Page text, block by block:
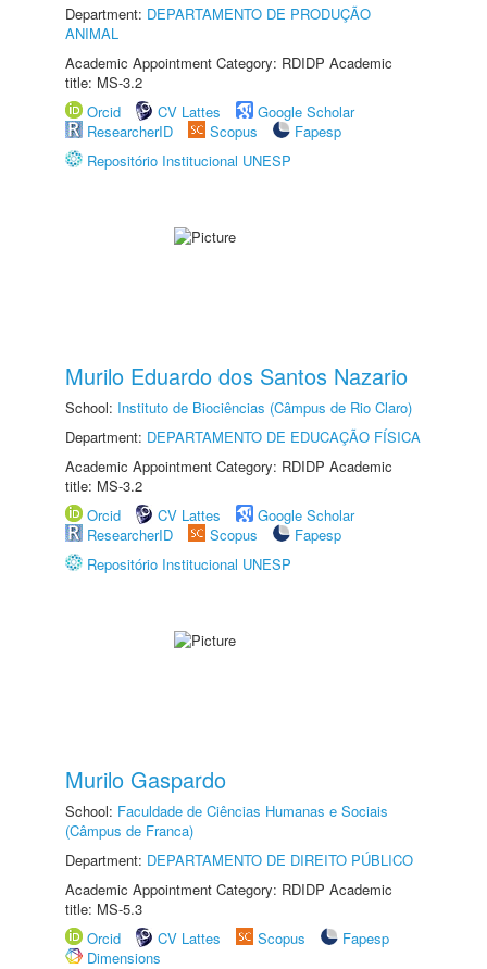
Department: DEPARTAMENTO DE PRODUÇÃO
ANIMAL
Academic Appointment Category: RDIDP Academic
title: MS-3.2
Orcid
CV Lattes
Google Scholar
ResearcherID
Scopus
Fapesp
Repositório Institucional UNESP
Murilo Eduardo dos Santos Nazario
School: Instituto de Biociências (Câmpus de Rio Claro)
Department: DEPARTAMENTO DE EDUCAÇÃO FÍSICA
Academic Appointment Category: RDIDP Academic
title: MS-3.2
Orcid
CV Lattes
Google Scholar
ResearcherID
Scopus
Fapesp
Repositório Institucional UNESP
Murilo Gaspardo
School: Faculdade de Ciências Humanas e Sociais
(Câmpus de Franca)
Department: DEPARTAMENTO DE DIREITO PÚBLICO
Academic Appointment Category: RDIDP Academic
title: MS-5.3
Orcid
CV Lattes Scopus
Fapesp
Dimensions